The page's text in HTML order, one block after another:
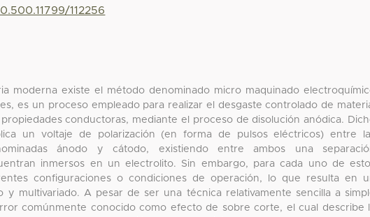
112256
moderna existe el método denominado micro maquinado
es un proceso empleado para realizar el desgaste controlado de
conductoras, mediante el proceso de disolución anódica.
un voltaje de polarización (en forma de pulsos eléctricos) entre
ánodo y cátodo, existiendo entre ambos una
inmersos en un electrolito. Sin embargo, para cada uno de
configuraciones o condiciones de operación, lo que resulta en
y multivariado. A pesar de ser una técnica relativamente sencilla a
comúnmente conocido como efecto de sobre corte, el cual describe